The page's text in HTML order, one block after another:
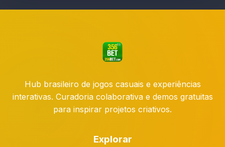
Hub brasileiro de jogos casuais e experiências
interativas. Curadoria colaborativa e demos gratuitas
para inspirar projetos criativos.
Explorar